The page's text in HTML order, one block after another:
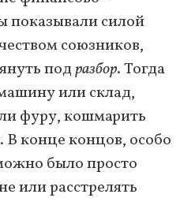
силой
союзников,
подразбор. Тогда
или склад,
фуру, кошмарить
конце концов, особо
было просто
или расстрелять